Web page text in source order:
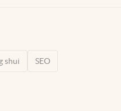
shui SEO